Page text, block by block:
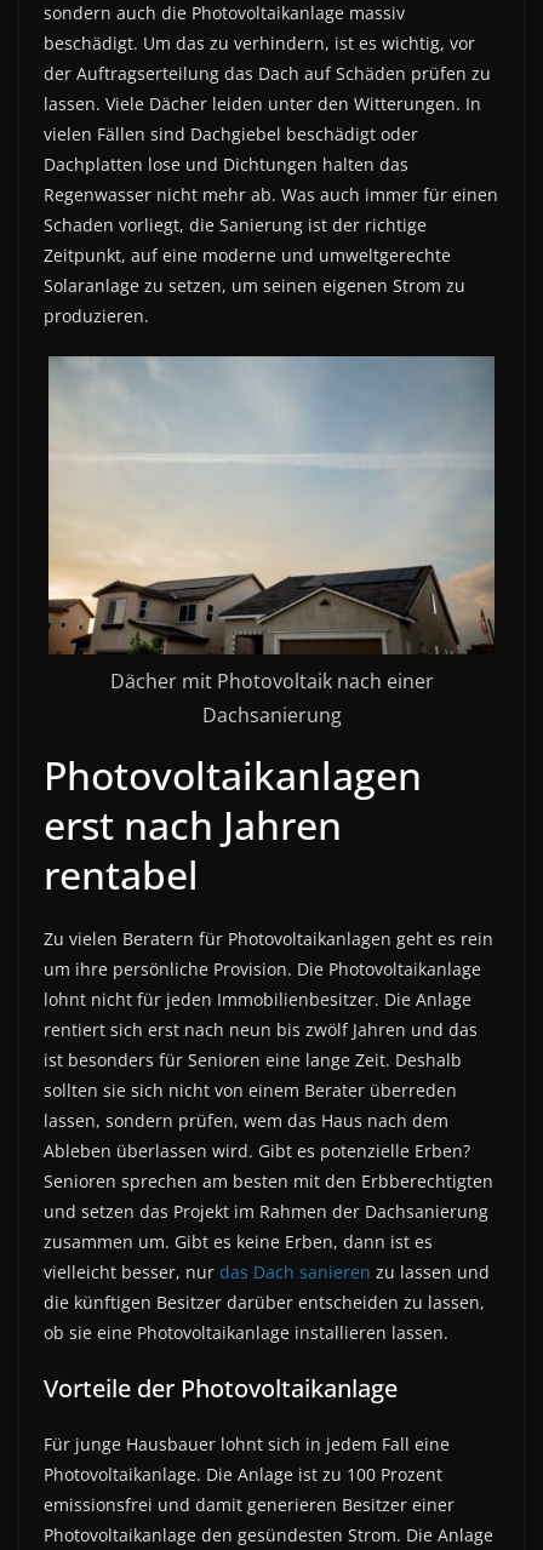
sondern auch die Photovoltaikanlage massiv
beschädigt. Um das zu verhindern, ist es wichtig, vor
der Auftragserteilung das Dach auf Schäden prüfen zu
lassen. Viele Dächer leiden unter den Witterungen. In
vielen Fällen sind Dachgiebel beschädigt oder
Dachplatten lose und Dichtungen halten das
Regenwasser nicht mehr ab. Was auch immer für einen
Schaden vorliegt, die Sanierung ist der richtige
Zeitpunkt, auf eine moderne und umweltgerechte
Solaranlage zu setzen, um seinen eigenen Strom zu
produzieren.
Dächer mit Photovoltaik nach einer
Dachsanierung
Photovoltaikanlagen
erst nach Jahren
rentabel
Zu vielen Beratern für Photovoltaikanlagen geht es rein
um ihre persönliche Provision. Die Photovoltaikanlage
lohnt nicht für jeden Immobilienbesitzer. Die Anlage
rentiert sich erst nach neun bis zwölf Jahren und das
ist besonders für Senioren eine lange Zeit. Deshalb
sollten sie sich nicht von einem Berater überreden
lassen, sondern prüfen, wem das Haus nach dem
Ableben überlassen wird. Gibt es potenzielle Erben?
Senioren sprechen am besten mit den Erbberechtigten
und setzen das Projekt im Rahmen der Dachsanierung
zusammen um. Gibt es keine Erben, dann ist es
vielleicht besser, nur das Dach sanieren zu lassen und
die künftigen Besitzer darüber entscheiden zu lassen,
ob sie eine Photovoltaikanlage installieren lassen.
Vorteile der Photovoltaikanlage
Für junge Hausbauer lohnt sich in jedem Fall eine
Photovoltaikanlage. Die Anlage ist zu 100 Prozent
emissionsfrei und damit generieren Besitzer einer
Photovoltaikanlage den gesündesten Strom. Die Anlage